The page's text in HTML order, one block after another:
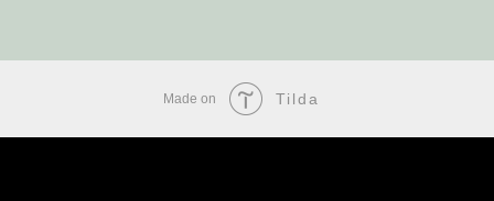
Made on Tilda